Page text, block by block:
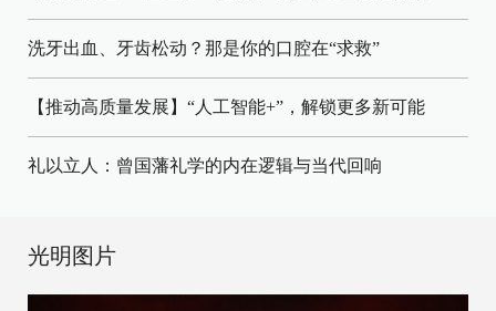
洗牙出血、牙齿松动？那是你的口腔在“求救”
【推动高质量发展】“人工智能+”，解锁更多新可能
礼以立人：曾国藩礼学的内在逻辑与当代回响
光明图片